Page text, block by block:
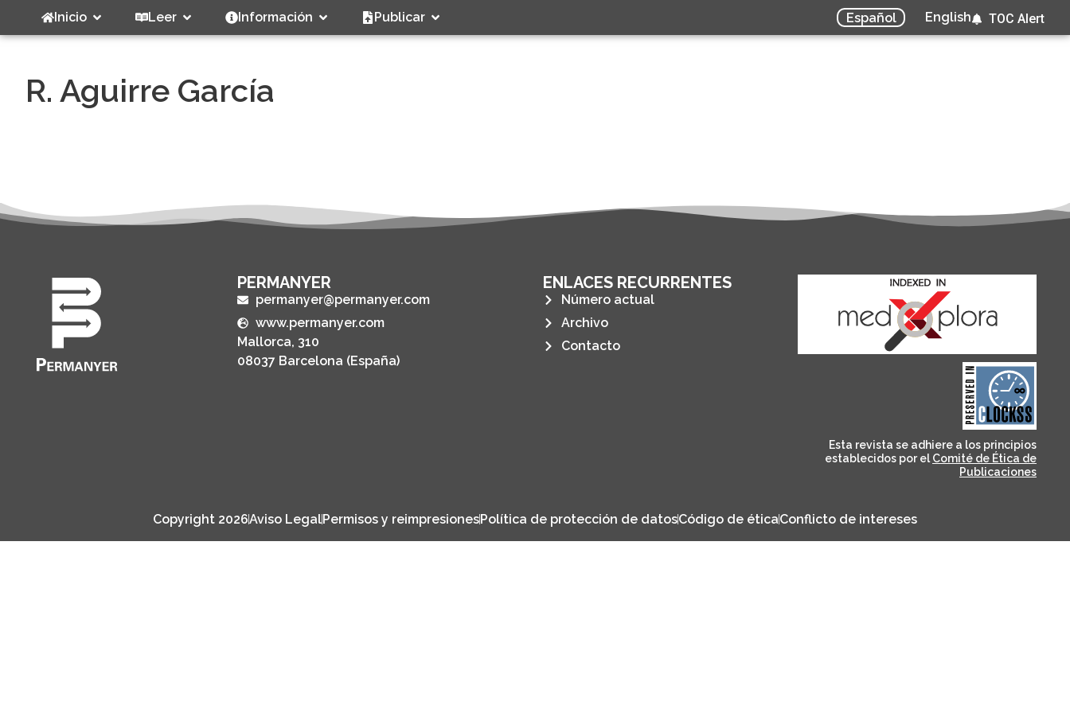
Inicio Leer Información Publicar Español English TOC Alert
R. Aguirre García
PERMANYER
permanyer@permanyer.com
www.permanyer.com
Mallorca, 310
08037 Barcelona (España)
ENLACES RECURRENTES
Número actual
Archivo
Contacto
CLOCKSS is a dak archive
that ensures the long-
term survival of web-
based scholary
publications, governed by
and for its stakeholders.
Esta revista se adhiere a los principios
establecidos por el Comité de Ética de
Publicaciones
Copyright 2026Aviso LegalPermisos y reimpresionesPolítica de protección de datosCódigo de éticaConflicto de intereses